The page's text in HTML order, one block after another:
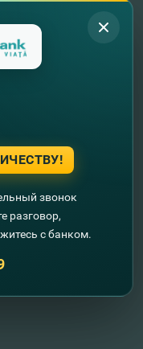
страны.
карты Премиум
получив доступ в
Lounge
одним из
продукта
FinComBank &
звонок
разговор,
с банком.